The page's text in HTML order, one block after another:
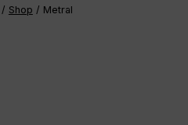
/ Shop / Metral